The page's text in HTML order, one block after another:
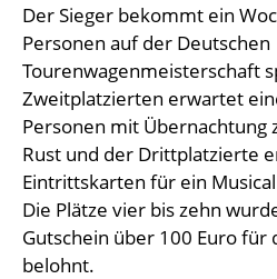
Der Sieger bekommt ein
Personen auf der Deutschen
Tourenwagenmeisterschaft
Zweitplatzierten erwartet
Personen mit Übernachtung
Rust und der Drittplatzierte
Eintrittskarten für ein
Die Plätze vier bis zehn
Gutschein über 100 Euro für
belohnt.